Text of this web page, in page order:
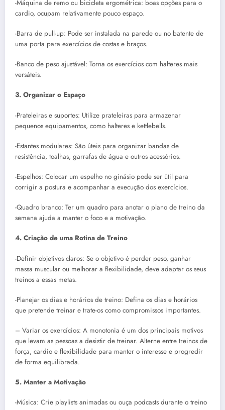
-Máquina de remo ou bicicleta ergométrica: boas opções para o
cardio, ocupam relativamente pouco espaço.
-Barra de pull-up: Pode ser instalada na parede ou no batente de
uma porta para exercícios de costas e braços.
-Banco de peso ajustável: Torna os exercícios com halteres mais
versáteis.
3. Organizar o Espaço
-Prateleiras e suportes: Utilize prateleiras para armazenar
pequenos equipamentos, como halteres e kettlebells.
-Estantes modulares: São úteis para organizar bandas de
resistência, toalhas, garrafas de água e outros acessórios.
-Espelhos: Colocar um espelho no ginásio pode ser útil para
corrigir a postura e acompanhar a execução dos exercícios.
-Quadro branco: Ter um quadro para anotar o plano de treino da
semana ajuda a manter o foco e a motivação.
4. Criação de uma Rotina de Treino
-Definir objetivos claros: Se o objetivo é perder peso, ganhar
massa muscular ou melhorar a flexibilidade, deve adaptar os seus
treinos a essas metas.
-Planejar os dias e horários de treino: Defina os dias e horários
que pretende treinar e trate-os como compromissos importantes.
– Variar os exercícios: A monotonia é um dos principais motivos
que levam as pessoas a desistir de treinar. Alterne entre treinos de
força, cardio e flexibilidade para manter o interesse e progredir
de forma equilibrada.
5. Manter a Motivação
-Música: Crie playlists animadas ou ouça podcasts durante o treino